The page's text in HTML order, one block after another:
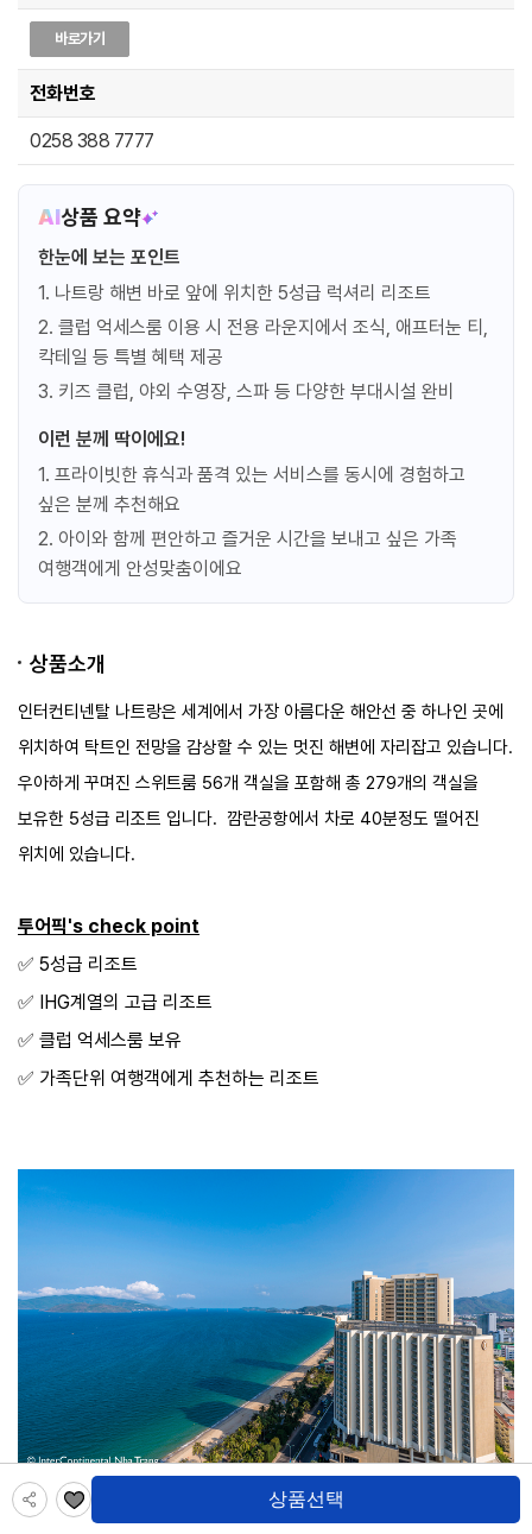
바로가기
전화번호
0258 388 7777
AI상품 요약
한눈에 보는 포인트
1. 나트랑 해변 바로 앞에 위치한 5성급 럭셔리 리조트
2. 클럽 억세스룸 이용 시 전용 라운지에서 조식, 애프터눈 티,
칵테일 등 특별 혜택 제공
3. 키즈 클럽, 야외 수영장, 스파 등 다양한 부대시설 완비
이런 분께 딱이에요!
1. 프라이빗한 휴식과 품격 있는 서비스를 동시에 경험하고
싶은 분께 추천해요
2. 아이와 함께 편안하고 즐거운 시간을 보내고 싶은 가족
여행객에게 안성맞춤이에요
상품소개
인터컨티넨탈 나트랑은 세계에서 가장 아름다운 해안선 중 하나인 곳에
위치하여 탁트인 전망을 감상할 수 있는 멋진 해변에 자리잡고 있습니다.
우아하게 꾸며진 스위트룸 56개 객실을 포함해 총 279개의 객실을
보유한 5성급 리조트 입니다. 깜란공항에서 차로 40분정도 떨어진
위치에 있습니다.
투어픽's check point
✅️ 5성급 리조트
✅️ IHG계열의 고급 리조트
✅️ 클럽 억세스룸 보유
✅️ 가족단위 여행객에게 추천하는 리조트
상품선택